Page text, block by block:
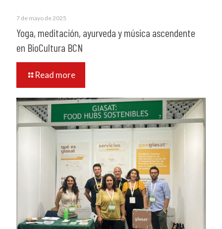
7 de mayo de 2025
Yoga, meditación, ayurveda y música ascendente
en BioCultura BCN
Read more